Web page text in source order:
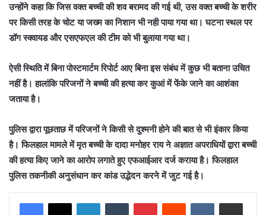
उन्होंने कहा कि जिस वक्त बच्ची की शव बरामद की गई थी, उस वक्त बच्ची के शरीर
पर किसी तरह के चोट या जख्म का निशान भी नही पाया गया था। घटना स्थल पर
डॉग स्क्वायड और एसएफएल की टीम को भी बुलाया गया था।
ऐसी स्थिति में बिना पोस्टमार्टम रिपोर्ट आए बिना इस संबंध में कुछ भी बताना उचित
नहीं है। हालांकि परिजनों ने बच्ची की हत्या कर कुआं में फेंके जाने का आशंका
जताया है।
पुलिस द्वारा पूछताछ में परिजनों ने किसी से दुश्मनी होने की बात से भी इंकार किया
है। फिलहाल मामले में मृत बच्ची के दादा मनोहर राय ने अज्ञात अपराधियों द्वारा बच्ची
की हत्या किए जाने का आरोप लगाते हुए एफआईआर दर्ज कराया है। फिलहाल
पुलिस तकनीकी अनुसंधान कर कांड उद्भेदन करने में जुट गई है।
LinkedInTumblr PinterestReddit VKontakteShare via Email